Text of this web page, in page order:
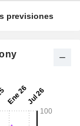
previsiones